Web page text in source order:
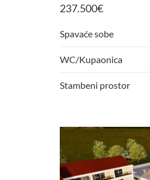
237.500€
Spavaće sobe
WC/Kupaonica
Stambeni prostor